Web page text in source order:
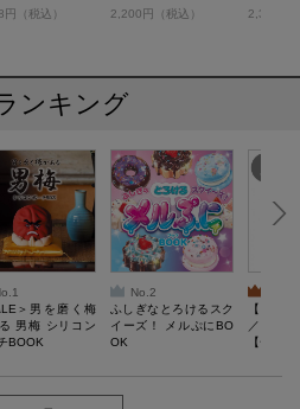
（税込）
LLECTION
2,200円（税込）
2,310円
ンキング
＞男を磨く梅
男梅 シリコン
BOOK
No.2
ふしぎなとろけるスク
イーズ！ メルぷにBO
OK
【
／Lサイ
【一般
ウェア